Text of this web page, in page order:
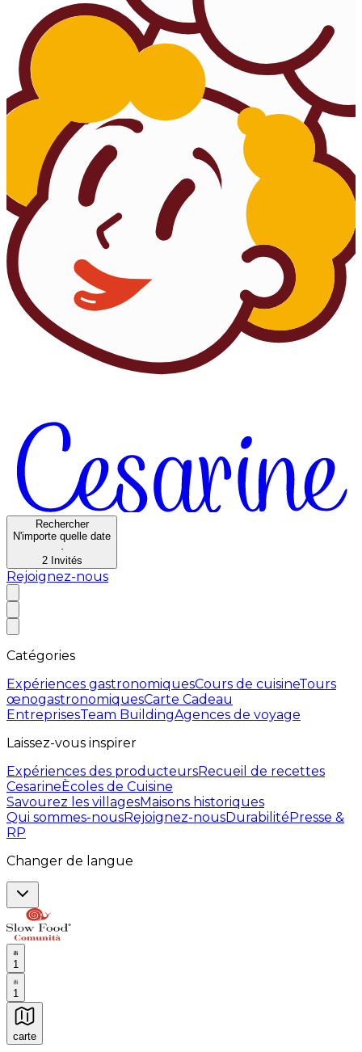
Rechercher
N'importe quelle date
·
2 Invités
Rejoignez-nous
Catégories
Expériences gastronomiquesCours de cuisineTours
œnogastronomiquesCarte Cadeau
EntreprisesTeam BuildingAgences de voyage
Laissez-vous inspirer
Expériences des producteursRecueil de recettes
CesarineÈcoles de Cuisine
Savourez les villagesMaisons historiques
Qui sommes-nousRejoignez-nousDurabilitéPresse &
RP
Changer de langue
1
1
carte